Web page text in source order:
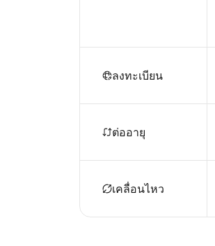
ลงทะเบียน
ต่ออายุ
เคลื่อนไหว